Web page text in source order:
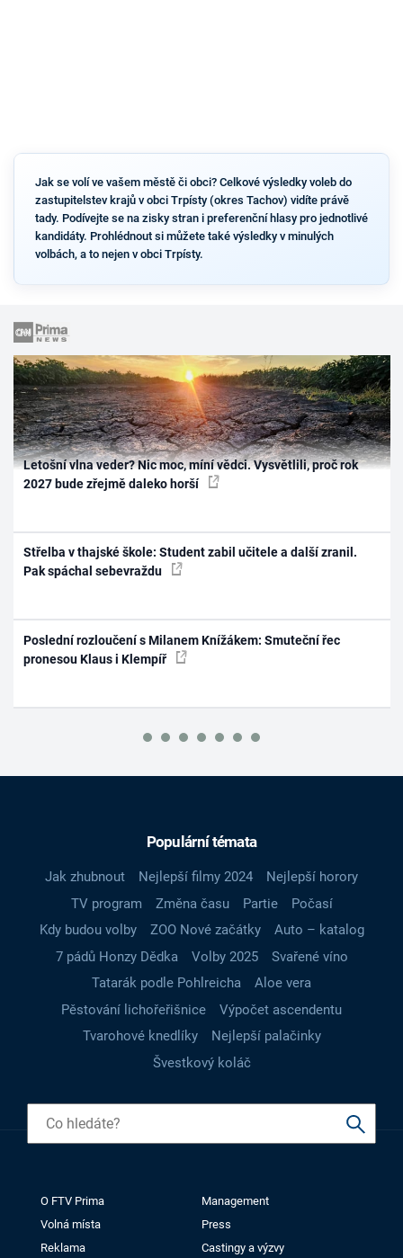
Jak se volí ve vašem městě či obci? Celkové výsledky voleb do
zastupitelstev krajů v obci Trpísty (okres Tachov) vidíte právě
tady. Podívejte se na zisky stran i preferenční hlasy pro jednotlivé
kandidáty. Prohlédnout si můžete také výsledky v minulých
volbách, a to nejen v obci Trpísty.
Letošní vlna veder? Nic moc, míní vědci. Vysvětlili, proč rok
2027 bude zřejmě daleko horší
Střelba v thajské škole: Student zabil učitele a další zranil.
Pak spáchal sebevraždu
Poslední rozloučení s Milanem Knížákem: Smuteční řec
pronesou Klaus i Klempíř
Populární témata
Jak zhubnout Nejlepší filmy 2024
Nejlepší horory
TV program
Změna času Partie
Počasí
Kdy budou volby
ZOO Nové začátky
Auto – katalog
7 pádů Honzy Dědka
Volby 2025
Svařené víno
Tatarák podle Pohlreicha
Aloe vera
Pěstování lichořeřišnice
Výpočet ascendentu
Tvarohové knedlíky
Nejlepší palačinky
Švestkový koláč
O FTV Prima
Management
Volná místa
Press
Reklama
Castingy a výzvy